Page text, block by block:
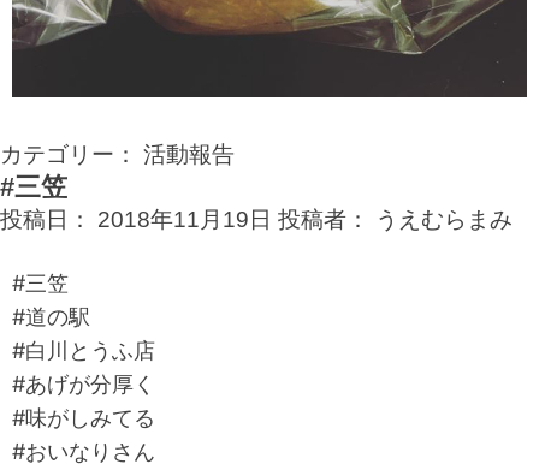
カテゴリー： 活動報告
#三笠
投稿日： 2018年11月19日 投稿者： うえむらまみ
#三笠
#道の駅
#白川とうふ店
#あげが分厚く
#味がしみてる
#おいなりさん